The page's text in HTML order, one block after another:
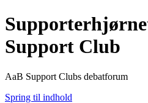
Support Club
AaB Support Clubs debatforum
Spring til indhold